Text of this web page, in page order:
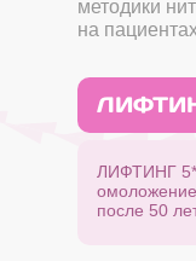
методики
на
ЛИФТИНГ 5*
после 50